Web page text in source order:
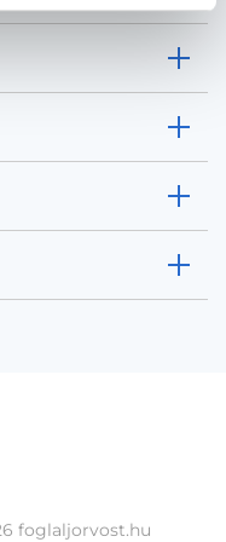
foglaljorvost.hu